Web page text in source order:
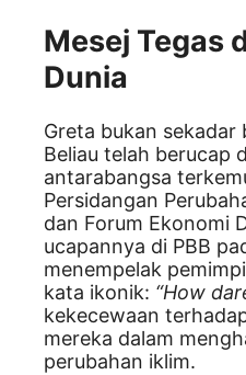
Mesej Tegas
Dunia
Greta bukan sekadar
Beliau telah berucap
antarabangsa
Persidangan
dan Forum Ekonomi
ucapannya di PBB
menempelak
kata ikonik: “How
kekecewaan
mereka dalam
perubahan iklim.